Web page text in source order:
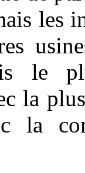
les
le
la
la